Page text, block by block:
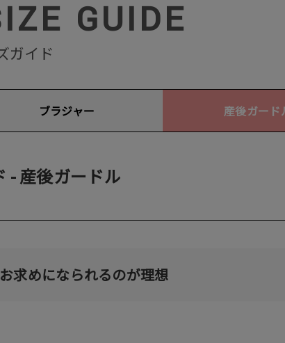
GUIDE
ガイド
ブラジャー 産後ガード
- 産後ガードル
求めになられるのが理想